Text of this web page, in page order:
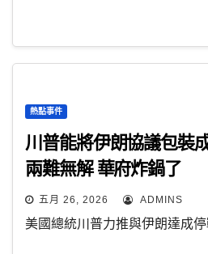
熱點事件
川普能將伊朗協議包裝
兩難無解 華府炸鍋了
五月 26, 2026 ADMINS
美國總統川普力推與伊朗達成